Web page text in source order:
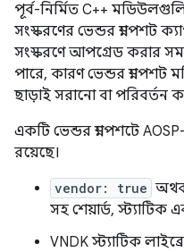
পূর্ব-নির্মিত C++
সংস্করণের ভেন্ডর স্ন্যাপশট
সংস্করণে আপগ্রেড করার
পারে, কারণ ভেন্ডর
ছাড়াই সরানো বা পরিবর্তন
একটি ভেন্ডর স্ন্যাপশটে
রয়েছে।
vendor: true
সহ শেয়ার্ড, স্ট্যাটিক
VNDK স্ট্যাটিক